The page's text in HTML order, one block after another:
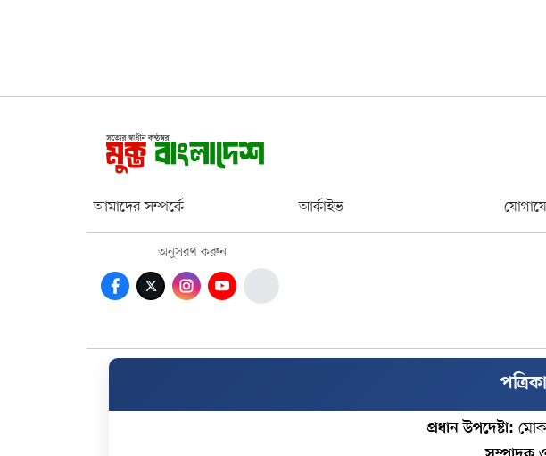
আমাদের সম্পর্কে আর্কাইভ
অনুসরণ করুন
প্রধান উপদেষ্টা: